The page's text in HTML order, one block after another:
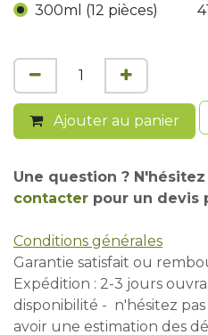
300ml (12 pièces)
Ajouter au panier
Une question ? N'hésitez
contacter pour un devis
Conditions générales
Garantie satisfait ou
Expédition : 2-3 jours
disponibilité - n'hésitez pas
avoir une estimation des